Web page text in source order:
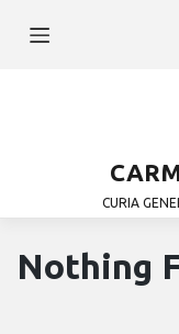
CURIA
Nothing